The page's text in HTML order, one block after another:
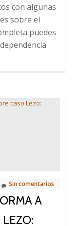
con algunas
sobre el
puedes
Sin comentarios
A
LEZO: